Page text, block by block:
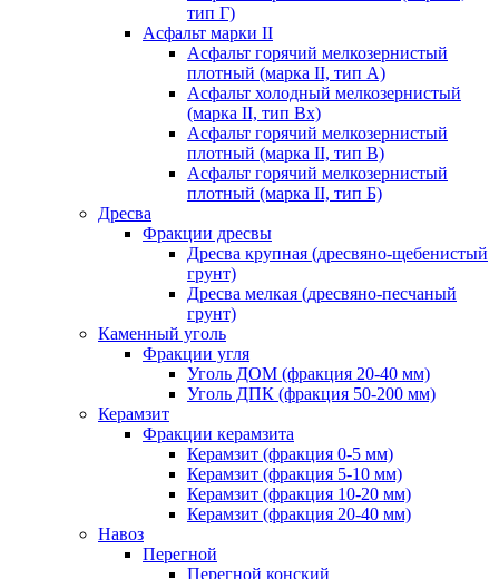
тип Г)
Асфальт марки II
Асфальт горячий мелкозернистый
плотный (марка II, тип А)
Асфальт холодный мелкозернистый
(марка II, тип Вх)
Асфальт горячий мелкозернистый
плотный (марка II, тип В)
Асфальт горячий мелкозернистый
плотный (марка II, тип Б)
Дресва
Фракции дресвы
Дресва крупная (дресвяно-щебенистый
грунт)
Дресва мелкая (дресвяно-песчаный
грунт)
Каменный уголь
Фракции угля
Уголь ДОМ (фракция 20-40 мм)
Уголь ДПК (фракция 50-200 мм)
Керамзит
Фракции керамзита
Керамзит (фракция 0-5 мм)
Керамзит (фракция 5-10 мм)
Керамзит (фракция 10-20 мм)
Керамзит (фракция 20-40 мм)
Навоз
Перегной
Перегной конский